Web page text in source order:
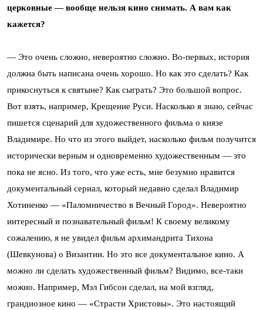
церковные — вообще нельзя кино снимать. А вам как
кажется?
— Это очень сложно, невероятно сложно. Во-первых, история
должна быть написана очень хорошо. Но как это сделать? Как
прикоснуться к святыне? Как сыграть? Это большой вопрос.
Вот взять, например, Крещение Руси. Насколько я знаю, сейчас
пишется сценарий для художественного фильма о князе
Владимире. Но что из этого выйдет, насколько фильм получится
исторически верным и одновременно художественным — это
пока не ясно. Из того, что уже есть, мне безумно нравится
документальный сериал, который недавно сделал Владимир
Хотиненко — «Паломничество в Вечный Город». Невероятно
интересный и познавательный фильм! К своему великому
сожалению, я не увидел фильм архимандрита Тихона
(Шевкунова) о Византии. Но это все документальное кино. А
можно ли сделать художественный фильм? Видимо, все-таки
можно. Например, Мэл Гибсон сделал, на мой взгляд,
грандиозное кино — «Страсти Христовы». Это настоящий